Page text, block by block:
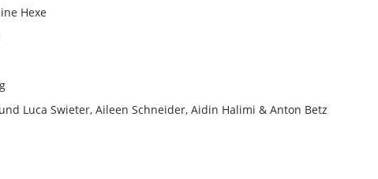
Hexe
Luca Swieter, Aileen Schneider, Aidin Halimi & Anton Betz